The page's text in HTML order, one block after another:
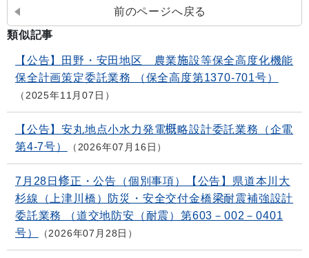
前のページへ戻る
類似記事
【公告】田野・安田地区 農業施設等保全高度化機能
保全計画策定委託業務 （保全高度第1370-701号）
2025年11月07日
【公告】安丸地点小水力発電概略設計委託業務（企電
第4-7号）
2026年07月16日
7月28日修正・公告（個別事項）【公告】県道本川大
杉線（上津川橋）防災・安全交付金橋梁耐震補強設計
委託業務 （道交地防安（耐震）第603－002－0401
号）
2026年07月28日